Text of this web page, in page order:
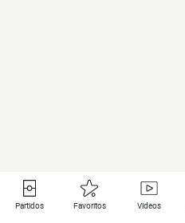
Partidos Favoritos Videos